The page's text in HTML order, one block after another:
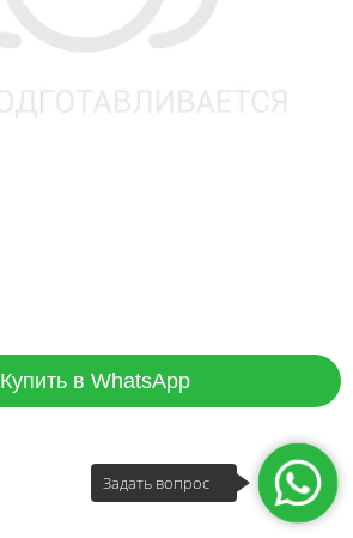
Купить в WhatsApp
Задать вопрос